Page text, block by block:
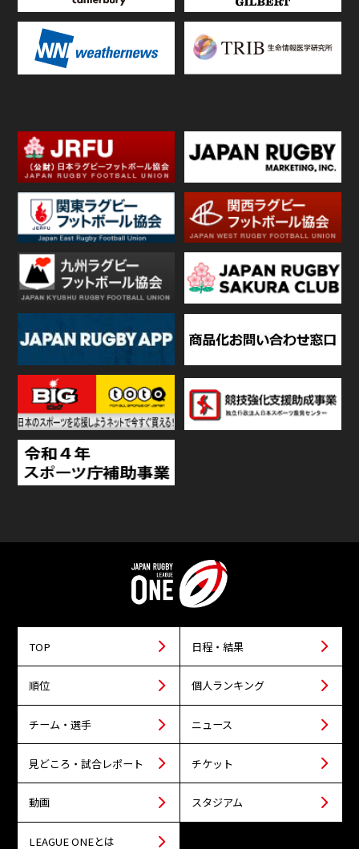
TOP 日程・結果
順位 個人ランキング
チーム・選手 ニュース
見どころ・試合レポート チケット
動画 スタジアム
LEAGUE ONEとは